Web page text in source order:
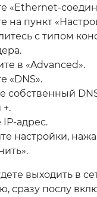
«Ethernet-
на пункт
с типом
в «Advanced».
«DNS».
собственный
+.
IP-адрес.
настройки,
выходить в
сразу послу